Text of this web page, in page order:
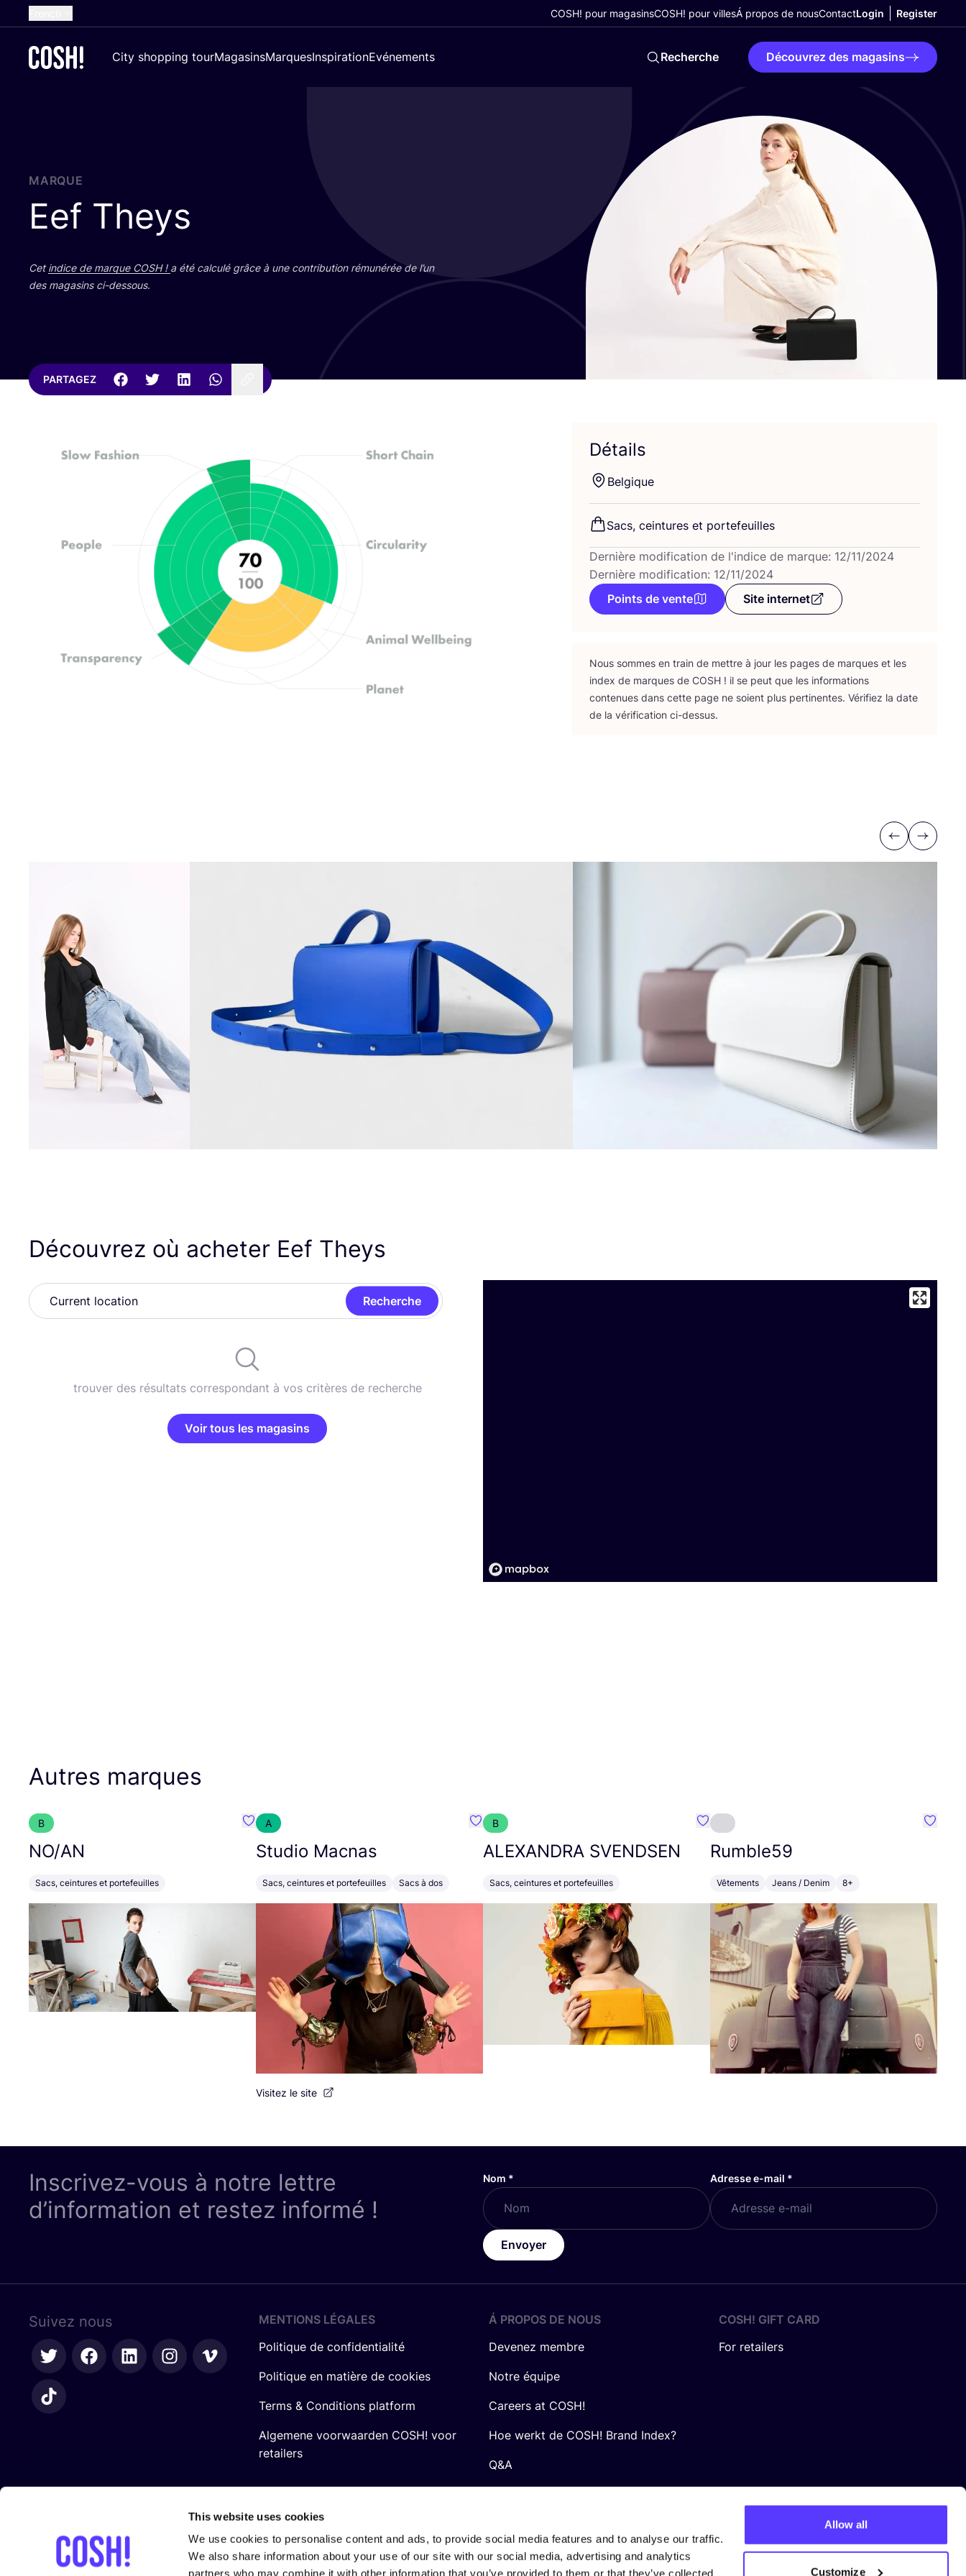
This website uses cookies
We use cookies to personalise content and ads, to provide social media features and to analyse our traffic.
We also share information about your use of our site with our social media, advertising and analytics
partners who may combine it with other information that you’ve provided to them or that they’ve collected
Allow all
Customize
Dutch
COSH! pour magasinsCOSH! pour villesÁ propos de nousContactLogin Register
City shopping tourMagasinsMarquesInspirationEvénements Recherche Découvrez des magasins
MARQUE
Eef Theys
Cetindice de marque COSH! a été cal­cu­lé grâce à une contri­bu­tion rému­né­rée de l’un
des maga­sins ci-dessous.
PARTAGEZ
Détails
Bel­gique
Sacs, cein­tures et portefeuilles
Dernière modification de l'indice de marque: 12/11/2024
Dernière modification: 12/11/2024
Points de vente
Site internet
Nous sommes en train de mettre à jour les pages de marques et les
index de marques de COSH ! il se peut que les infor­ma­tions
conte­nues dans cette page ne soient plus per­ti­nentes. Véri­fiez la date
de la véri­fi­ca­tion ci-dessus.
Previous
Next
Découvrez où acheter Eef Theys
Recherche
trouver des résultats correspondant à vos critères de recherche
Voir tous les magasins
Autres marques
B
NO/AN
Sacs, ceintures et portefeuilles
Préféré {nom}
A
Studio Macnas
Sacs, ceintures et portefeuilles Sacs à dos
Préféré {nom}
Visitez le site
B
ALEXANDRA SVENDSEN
Sacs, ceintures et portefeuilles
Préféré {nom}
Rumble59
Vêtements Jeans / Denim 8+
Inscrivez-vous à notre lettre
d’information et restez informé !
Nom * Adresse e-mail *
Envoyer
Suivez nous
MENTIONS LÉGALES
Politique de confidentialité
Politique en matière de cookies
Terms & Conditions platform
Algemene voorwaarden COSH! voor
retailers
Á PROPOS DE NOUS
Devenez membre
Notre équipe
Careers at COSH!
Hoe werkt de COSH! Brand Index?
Q&A
COSH! GIFT CARD
For retailers
Avec le sou­tien de